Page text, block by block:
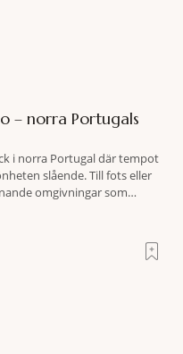
– norra Portugals
i norra Portugal där tempot
slående. Till fots eller
omgivningar som